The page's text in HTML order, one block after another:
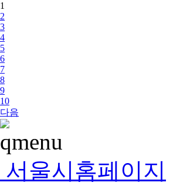
1
2
3
4
5
6
7
8
9
10
다음
서울시홈페이지